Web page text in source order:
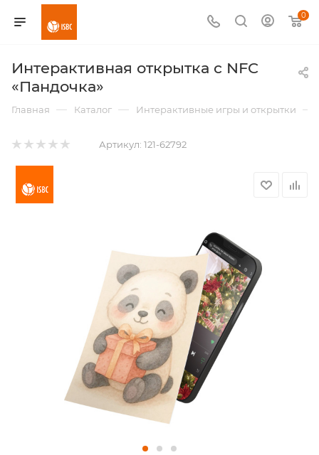
0
Интерактивная открытка с NFC
«Пандочка»
Главная — Каталог — Интерактивные игры и открытки —
Артикул: 121-62792